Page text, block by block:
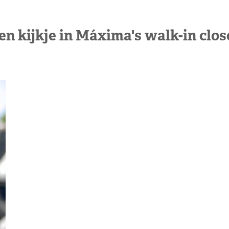
kijkje in Máxima's walk-in